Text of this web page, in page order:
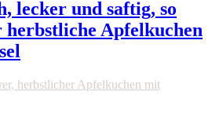
lecker und saftig, so
herbstliche Apfelkuchen